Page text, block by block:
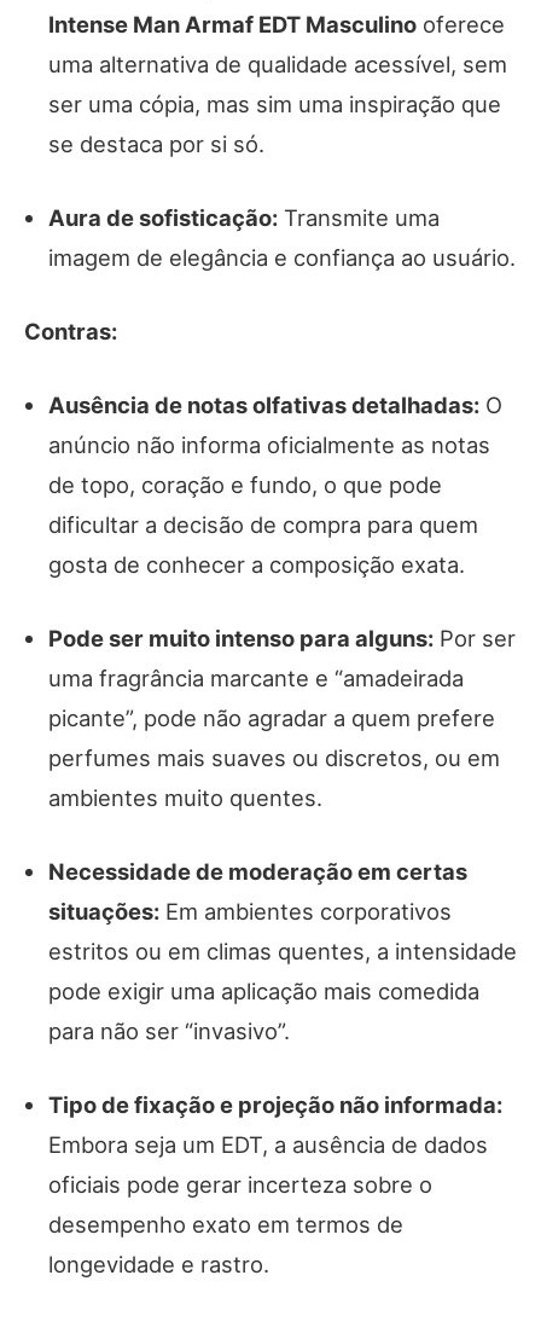
Intense Man Armaf EDT Masculino oferece
uma alternativa de qualidade acessível, sem
ser uma cópia, mas sim uma inspiração que
se destaca por si só.
Aura de sofisticação: Transmite uma
imagem de elegância e confiança ao usuário.
Contras:
Ausência de notas olfativas detalhadas: O
anúncio não informa oficialmente as notas
de topo, coração e fundo, o que pode
dificultar a decisão de compra para quem
gosta de conhecer a composição exata.
Pode ser muito intenso para alguns: Por ser
uma fragrância marcante e “amadeirada
picante”, pode não agradar a quem prefere
perfumes mais suaves ou discretos, ou em
ambientes muito quentes.
Necessidade de moderação em certas
situações: Em ambientes corporativos
estritos ou em climas quentes, a intensidade
pode exigir uma aplicação mais comedida
para não ser “invasivo”.
Tipo de fixação e projeção não informada:
Embora seja um EDT, a ausência de dados
oficiais pode gerar incerteza sobre o
desempenho exato em termos de
longevidade e rastro.